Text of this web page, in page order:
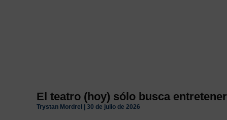
El teatro (hoy) sólo busca entretener
Trystan Mordrel 30 de julio de 2026